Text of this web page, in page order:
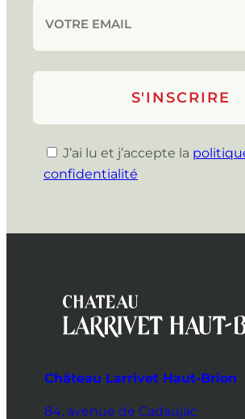
J’ai lu et j’accepte la
confidentialité
Château Larrivet Haut-Brion
84, avenue de Cadaujac